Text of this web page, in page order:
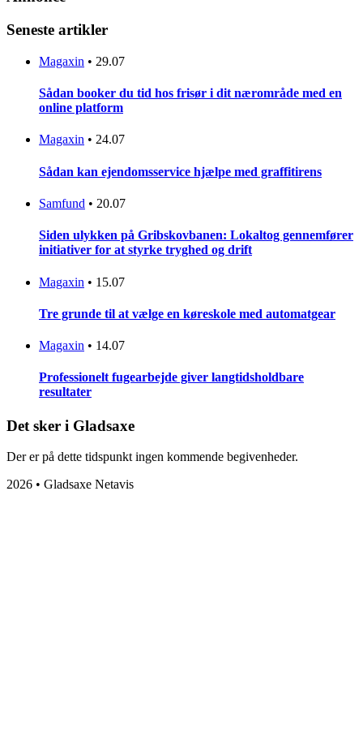
Seneste artikler
Magaxin • 29.07
Sådan booker du tid hos frisør i dit nærområde med en
online platform
Magaxin • 24.07
Sådan kan ejendomsservice hjælpe med graffitirens
Samfund • 20.07
Siden ulykken på Gribskovbanen: Lokaltog gennemfører
initiativer for at styrke tryghed og drift
Magaxin • 15.07
Tre grunde til at vælge en køreskole med automatgear
Magaxin • 14.07
Professionelt fugearbejde giver langtidsholdbare
resultater
Det sker i Gladsaxe
Der er på dette tidspunkt ingen kommende begivenheder.
2026 • Gladsaxe Netavis